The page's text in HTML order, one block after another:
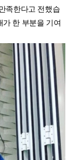
족한다고 전했습
가 한 부분을 기여